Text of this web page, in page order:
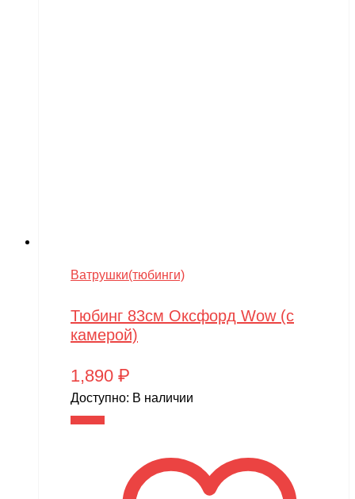
Ватрушки(тюбинги)
Тюбинг 83см Оксфорд Wow (с
камерой)
1,890 ₽
Доступно: В наличии